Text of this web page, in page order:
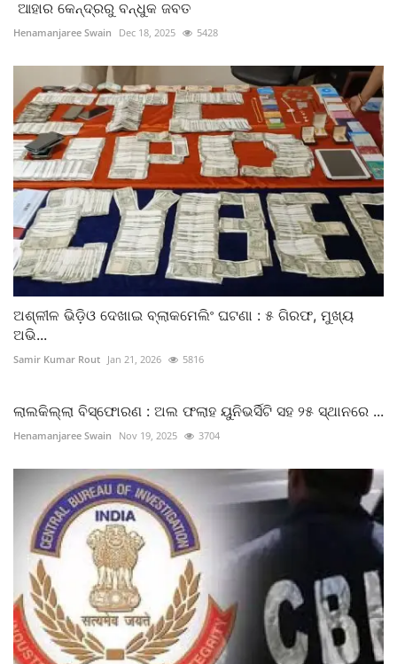
ଆହାର କେନ୍ଦ୍ରରୁ ବନ୍ଧୁକ ଜବତ
Henamanjaree Swain Dec 18, 2025 5428
ଅଶ୍ଳୀଳ ଭିଡ଼ିଓ ଦେଖାଇ ବ୍ଲାକମେଲିଂ ଘଟଣା : ୫ ଗିରଫ, ମୁଖ୍ୟ
ଅଭି...
Samir Kumar Rout Jan 21, 2026 5816
ଲାଲକିଲ୍ଲା ବିସ୍ଫୋରଣ : ଅଲ ଫଲାହ ୟୁନିଭର୍ସିଟି ସହ ୨୫ ସ୍ଥାନରେ ...
Henamanjaree Swain Nov 19, 2025 3704